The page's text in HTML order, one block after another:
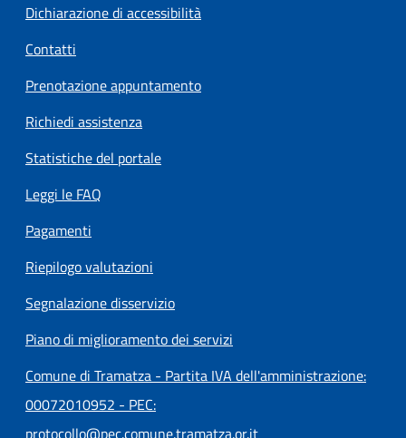
Dichiarazione di accessibilità
Contatti
Prenotazione appuntamento
Richiedi assistenza
Statistiche del portale
Leggi le FAQ
Pagamenti
Riepilogo valutazioni
Segnalazione disservizio
Piano di miglioramento dei servizi
Comune di Tramatza - Partita IVA dell'amministrazione:
00072010952 - PEC:
protocollo@pec.comune.tramatza.or.it